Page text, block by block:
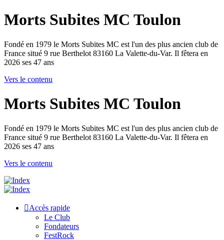
Morts Subites MC Toulon
Fondé en 1979 le Morts Subites MC est l'un des plus ancien club de
France situé 9 rue Berthelot 83160 La Valette-du-Var. Il fêtera en
2026 ses 47 ans
Vers le contenu
Morts Subites MC Toulon
Fondé en 1979 le Morts Subites MC est l'un des plus ancien club de
France situé 9 rue Berthelot 83160 La Valette-du-Var. Il fêtera en
2026 ses 47 ans
Vers le contenu
Accès rapide
Le Club
Fondateurs
FestRock